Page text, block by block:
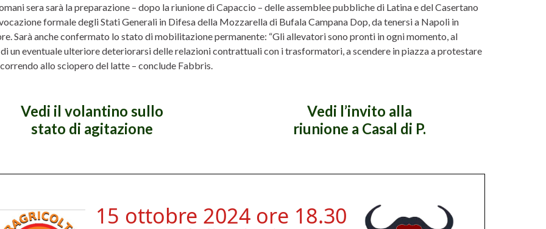
sera sarà la preparazione – dopo la riunione di Capaccio – delle assemblee pubbliche di Latina e del Casertano
formale degli Stati Generali in Difesa della Mozzarella di Bufala Campana Dop, da tenersi a Napoli in
Sarà anche confermato lo stato di mobilitazione permanente: “Gli allevatori sono pronti in ogni momento, al
un eventuale ulteriore deteriorarsi delle relazioni contrattuali con i trasformatori, a scendere in piazza a protestare
allo sciopero del latte – conclude Fabbris.
Vedi il volantino sullo
stato di agitazione
Vedi l’invito alla
riunione a Casal di P.